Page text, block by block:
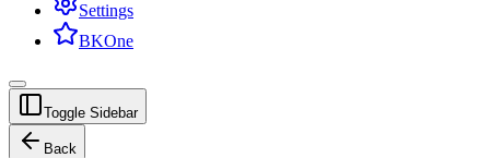
Settings
BKOne
Toggle Sidebar
Back